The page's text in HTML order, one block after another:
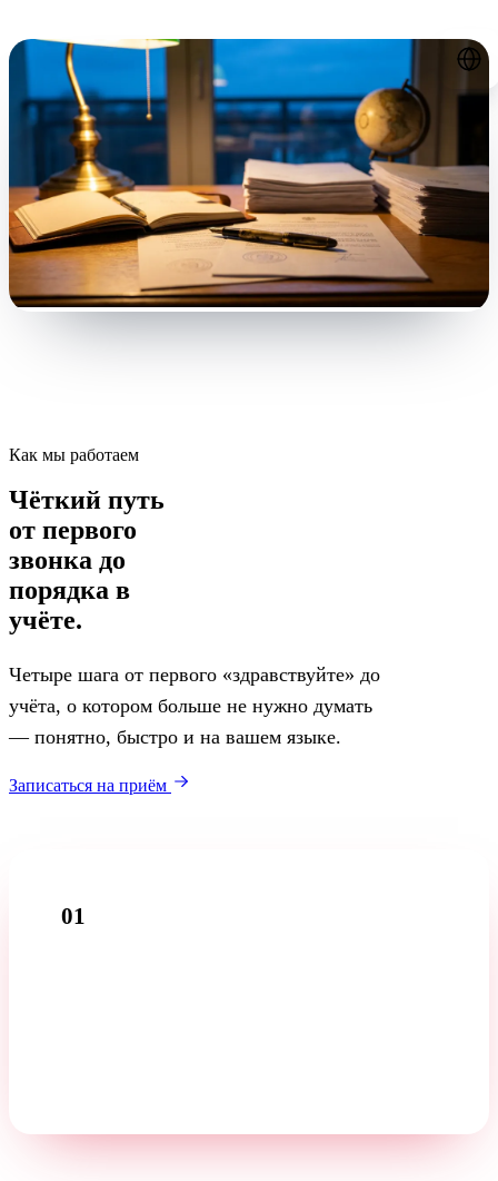
Как мы работаем
Чёткий путь
от первого
звонка до
порядка в
учёте.
Четыре шага от первого «здравствуйте» до
учёта, о котором больше не нужно думать
— понятно, быстро и на вашем языке.
Записаться на приём
01